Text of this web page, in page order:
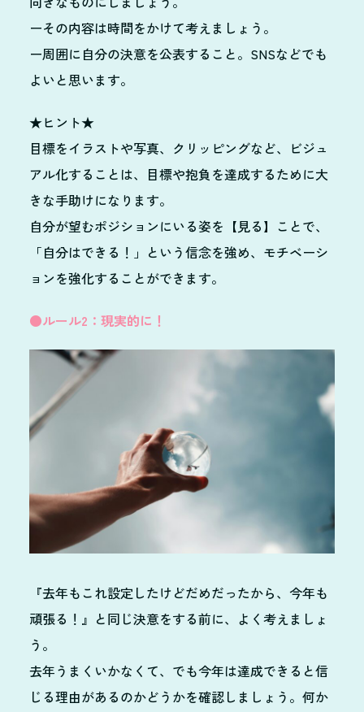
ーその内容は時間をかけて考えましょう。
ー周囲に自分の決意を公表すること。SNSなどでも
よいと思います。
★ヒント★
目標をイラストや写真、クリッピングなど、ビジュ
アル化することは、目標や抱負を達成するために大
きな手助けになります。
自分が望むポジションにいる姿を【見る】ことで、
「自分はできる！」という信念を強め、モチベーシ
ョンを強化することができます。
●ルール2：現実的に！
『去年もこれ設定したけどだめだったから、今年も
頑張る！』と同じ決意をする前に、よく考えましょ
う。
去年うまくいかなくて、でも今年は達成できると信
じる理由があるのかどうかを確認しましょう。何か